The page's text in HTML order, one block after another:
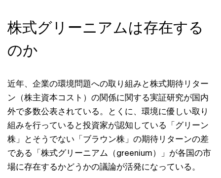
株式グリーニアムは存在する
のか
近年、企業の環境問題への取り組みと株式期待リター
ン（株主資本コスト）の関係に関する実証研究が国内
外で多数公表されている。とくに、環境に優しい取り
組みを⾏っていると投資家が認知している「グリーン
株」とそうでない「ブラウン株」の期待リターンの差
である「株式グリーニアム（greenium）」が各国の市
場に存在するかどうかの議論が活発になっている。